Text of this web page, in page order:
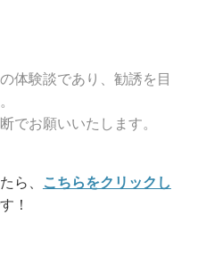
体験談であり、勧誘を目
でお願いいたします。
ら、
こちらをクリックし
！